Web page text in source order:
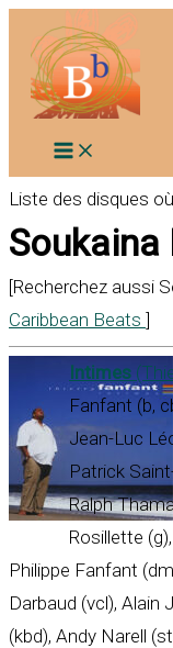
contenu
Liste des disques
[Recherchez aussi
Caribbean Beats ]
Intimes
Fanfant (b,
Jean-Luc
Patrick
Ralph
Rosillette
Philippe Fanfant
Darbaud (vcl), Alain
(kbd), Andy Narell